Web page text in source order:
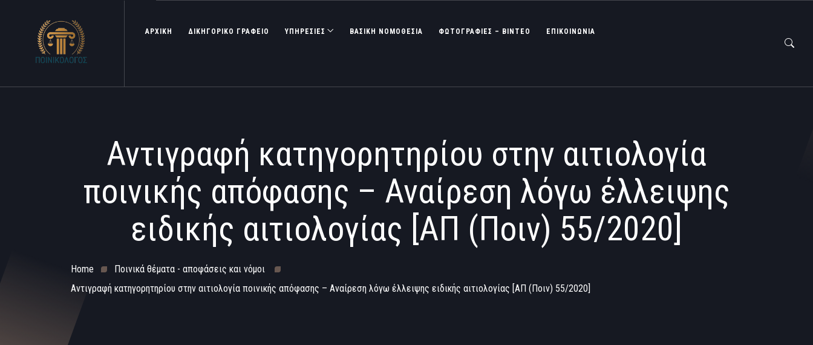
ΑΡΧΙΚΗ ΔΙΚΗΓΟΡΙΚΟ ΓΡΑΦΕΙΟ ΥΠΗΡΕΣΙΕΣ ΒΑΣΙΚΉ ΝΟΜΟΘΕΣΊΑ ΦΩΤΟΓΡΑΦΊΕΣ – ΒΊΝΤΕΟ ΕΠΙΚΟΙΝΩΝΙΑ
Αντιγραφή κατηγορητηρίου στην αιτιολογία
ποινικής απόφασης – Αναίρεση λόγω έλλειψης
ειδικής αιτιολογίας [AΠ (Ποιν) 55/2020]
Home
Ποινικά θέματα - αποφάσεις και νόμοι
Αντιγραφή κατηγορητηρίου στην αιτιολογία ποινικής απόφασης – Αναίρεση λόγω έλλειψης ειδικής αιτιολογίας [AΠ (Ποιν) 55/2020]